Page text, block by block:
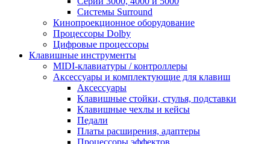
Системы Surround
Кинопроекционное оборудование
Процессоры Dolby
Цифровые процессоры
Клавишные инструменты
MIDI-клавиатуры / контроллеры
Аксессуары и комплектующие для клавиш
Аксессуары
Клавишные стойки, стулья, подставки
Клавишные чехлы и кейсы
Педали
Платы расширения, адаптеры
Процессоры эффектов